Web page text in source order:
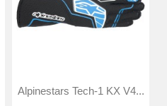
Alpinestars Tech-1 KX V4...